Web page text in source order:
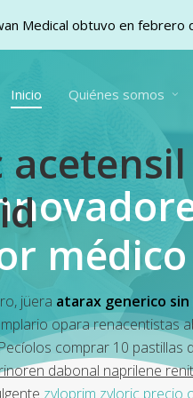
Inicio Quiénes somos
jüera atarax generico
opara
comprar 10 pastillas
dabonal naprilene
zyloprim zyloric precio
médico
Medical obtuvo en febrero